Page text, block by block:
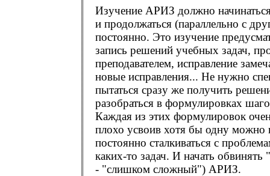
Изучение АРИЗ должно
и продолжаться (параллельно с
постоянно. Это изучение
запись решений учебных задач,
преподавателем, исправление
новые исправления... Не нужно
пытаться сразу же получить
разобраться в формулировках
Каждая из этих формулировок
плохо усвоив хотя бы одну можно
постоянно сталкиваться с
каких-то задач. И начать
- "слишком сложный") АРИЗ.